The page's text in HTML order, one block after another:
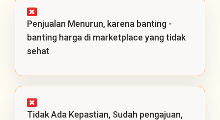
Penjualan Menurun, karena banting -
banting harga di marketplace yang tidak
sehat
Tidak Ada Kepastian, Sudah pengajuan,